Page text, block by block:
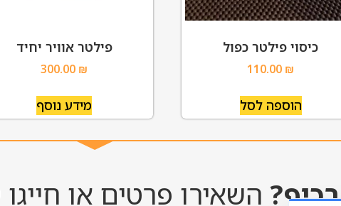
כיסוי פילטר כפול
110.00 ₪
הוספה לסל
פילטר אוויר יחיד
300.00 ₪
מידע נוסף
השאירו פרטים או חייגו 052-811-3439